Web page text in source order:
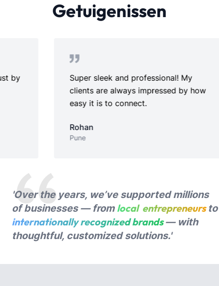
Getuigenissen
Super sleek and professional! My
clients are always impressed by how
easy it is to connect.
setup
'Over the years, we’ve supported millions
of businesses — from local entrepreneursto
internationally recognized brands— with
thoughtful, customized solutions.'